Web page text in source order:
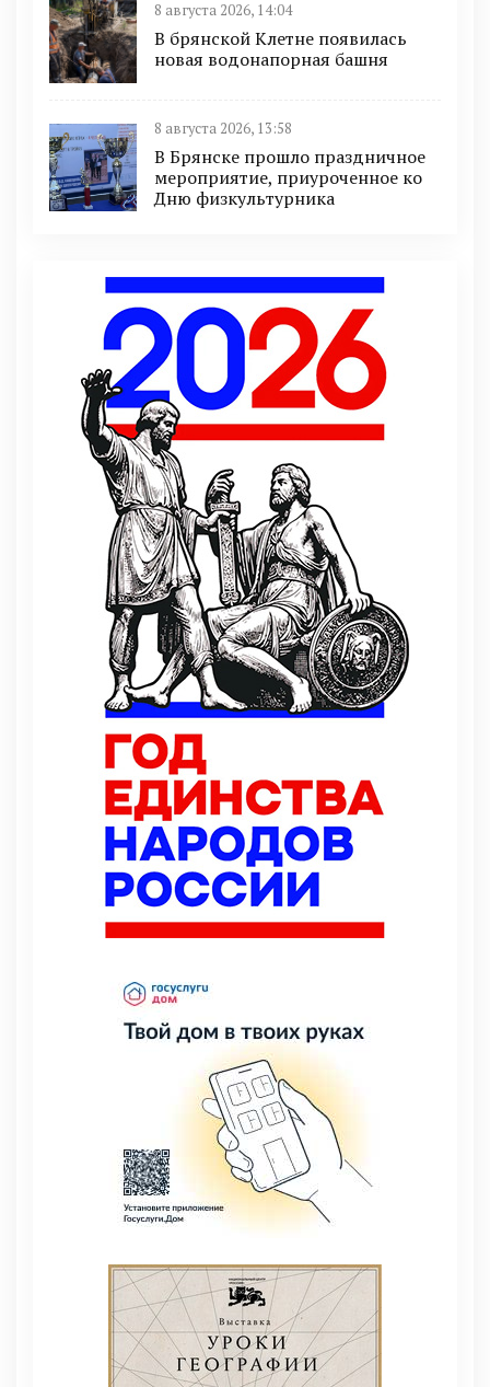
8 августа 2026, 14:04
В брянской Клетне появилась
новая водонапорная башня
8 августа 2026, 13:58
В Брянске прошло праздничное
мероприятие, приуроченное ко
Дню физкультурника